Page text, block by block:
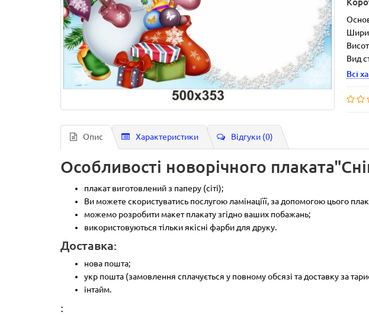
Вид
Всі
Опис Характеристики Відгуки (0)
Особливості новорічного
плакат виготовлений з паперу (сіті);
Ви можете скористуватись послугою ламінаціїї, за допомогою цього
можемо розробити макет плакату згідно ваших побажань;
використовуються тільки якісні фарби для друку.
Доставка:
нова пошта;
укр пошта (замовлення сплачується у повному обсязі та доставку за
інтайм.
: